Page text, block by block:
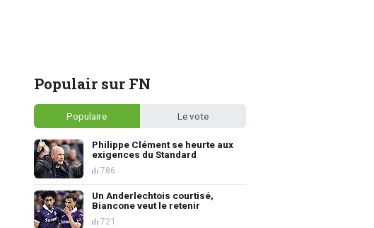
Populair sur FN
Populaire Le vote
Philippe Clément se heurte aux
exigences du Standard
786
Un Anderlechtois courtisé,
Biancone veut le retenir
721